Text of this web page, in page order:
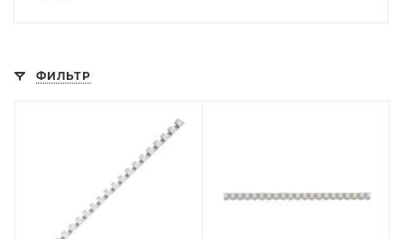
ФИЛЬТР